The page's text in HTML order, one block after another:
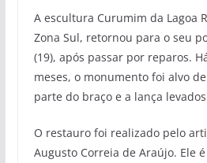
A escultura Curumim da Lagoa
Zona Sul, retornou para o seu
(19), após passar por reparos.
meses, o monumento foi alvo
parte do braço e a lança
O restauro foi realizado pelo
Augusto Correia de Araújo. Ele